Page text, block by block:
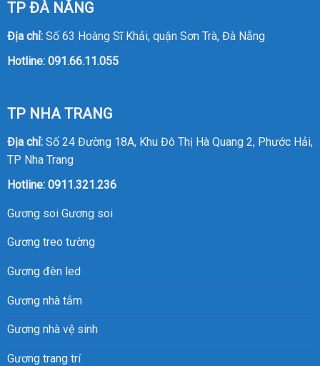
TP ĐÀ NẴNG
Địa chỉ:Số 63 Hoàng Sĩ Khải, quận Sơn Trà, Đà Nẵng
Hotline: 091.66.11.055
TP NHA TRANG
Địa chỉ:Số 24 Đường 18A, Khu Đô Thị Hà Quang 2, Phước Hải,
TP Nha Trang
Hotline: 0911.321.236
Gương soi Gương soi
Gương treo tường
Gương đèn led
Gương nhà tắm
Gương nhà vệ sinh
Gương trang trí